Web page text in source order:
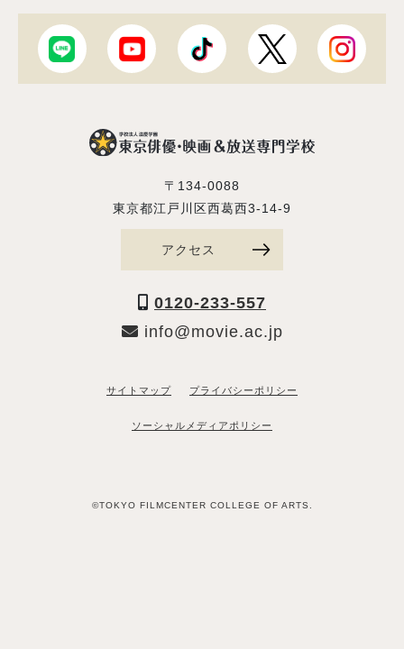
〒134-0088
東京都江戸川区西葛西3-14-9
アクセス
0120-233-557
info@movie.ac.jp
サイトマップ プライバシーポリシー
ソーシャルメディアポリシー
©TOKYO FILMCENTER COLLEGE OF ARTS.